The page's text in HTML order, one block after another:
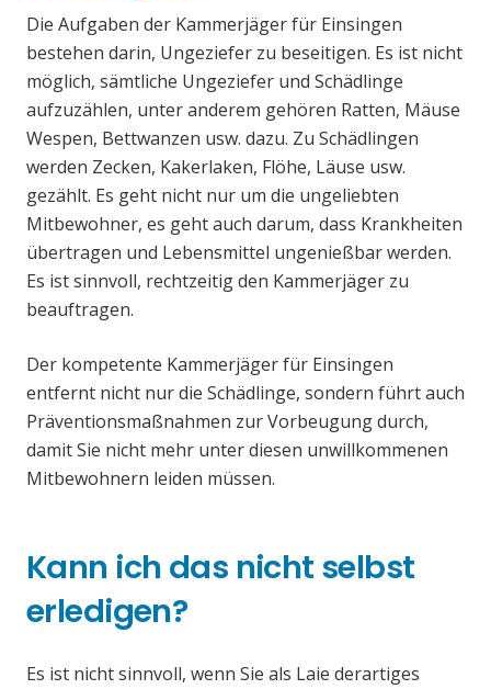
Die Aufgaben der Kammerjäger für Einsingen
bestehen darin, Ungeziefer zu beseitigen. Es ist nicht
möglich, sämtliche Ungeziefer und Schädlinge
aufzuzählen, unter anderem gehören Ratten, Mäuse
Wespen, Bettwanzen usw. dazu. Zu Schädlingen
werden Zecken, Kakerlaken, Flöhe, Läuse usw.
gezählt. Es geht nicht nur um die ungeliebten
Mitbewohner, es geht auch darum, dass Krankheiten
übertragen und Lebensmittel ungenießbar werden.
Es ist sinnvoll, rechtzeitig den Kammerjäger zu
beauftragen.
Der kompetente Kammerjäger für Einsingen
entfernt nicht nur die Schädlinge, sondern führt auch
Präventionsmaßnahmen zur Vorbeugung durch,
damit Sie nicht mehr unter diesen unwillkommenen
Mitbewohnern leiden müssen.
Kann ich das nicht selbst
erledigen?
Es ist nicht sinnvoll, wenn Sie als Laie derartiges